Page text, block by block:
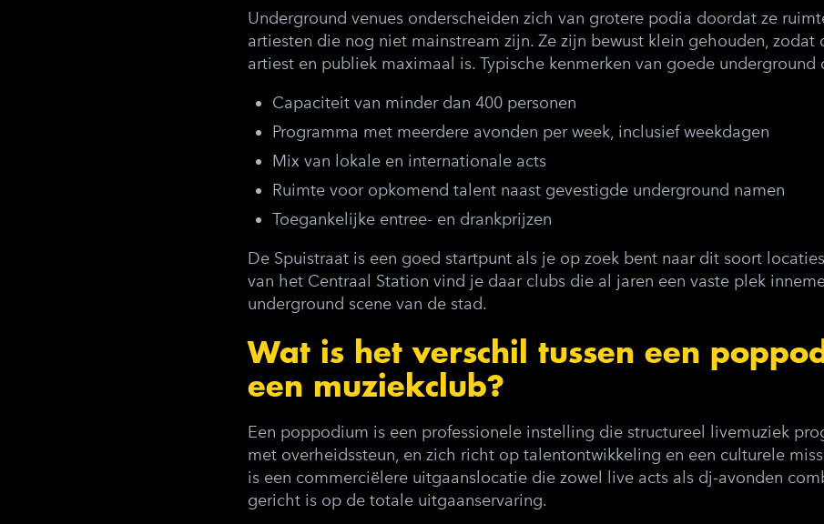
Underground venues onderscheiden zich van grotere podia doordat ze
artiesten die nog niet mainstream zijn. Ze zijn bewust klein gehouden, zodat
artiest en publiek maximaal is. Typische kenmerken van goede underground
Capaciteit van minder dan 400 personen
Programma met meerdere avonden per week, inclusief weekdagen
Mix van lokale en internationale acts
Ruimte voor opkomend talent naast gevestigde underground namen
Toegankelijke entree- en drankprijzen
De Spuistraat is een goed startpunt als je op zoek bent naar dit soort
van het Centraal Station vind je daar clubs die al jaren een vaste plek
underground scene van de stad.
Wat is het verschil tussen een
een muziekclub?
Een poppodium is een professionele instelling die structureel livemuziek
met overheidssteun, en zich richt op talentontwikkeling en een culturele
is een commerciëlere uitgaanslocatie die zowel live acts als dj-avonden
gericht is op de totale uitgaanservaring.